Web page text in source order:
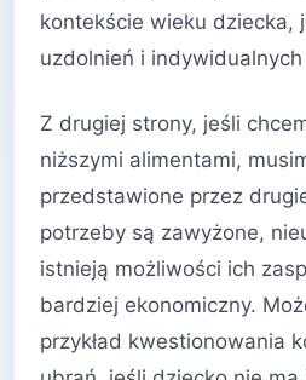
kontekście wieku dziecka,
uzdolnień i indywidualnych
Z drugiej strony, jeśli
niższymi alimentami,
przedstawione przez
potrzeby są zawyżone,
istnieją możliwości ich
bardziej ekonomiczny.
przykład kwestionowania